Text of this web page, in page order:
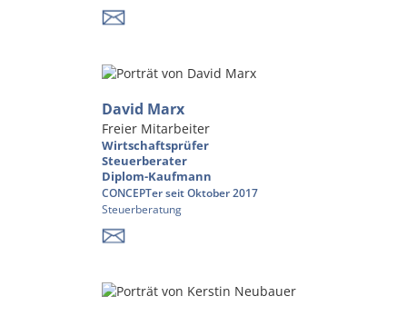
David Marx
Freier Mitarbeiter
Wirtschaftsprüfer
Steuerberater
Diplom-Kaufmann
CONCEPTer seit Oktober 2017
Steuerberatung